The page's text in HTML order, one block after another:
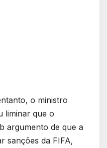
o ministro
liminar que o
argumento de que a
sanções da FIFA,